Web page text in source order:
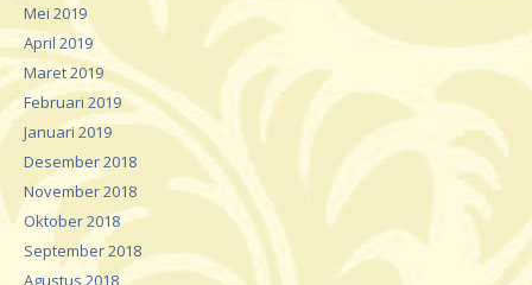
Mei 2019
April 2019
Maret 2019
Februari 2019
Januari 2019
Desember 2018
November 2018
Oktober 2018
September 2018